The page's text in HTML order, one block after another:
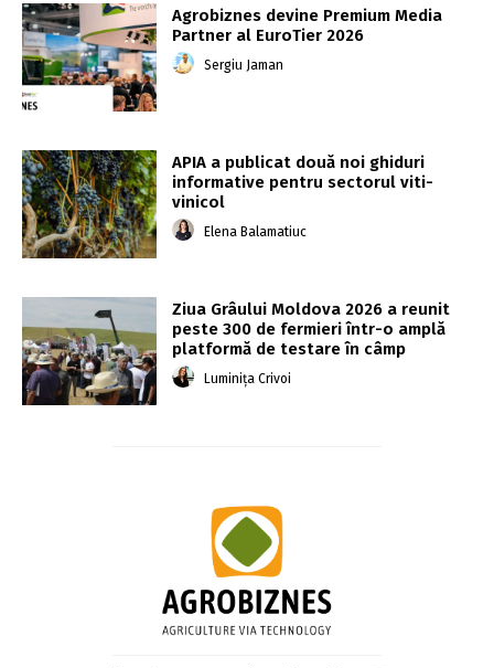
Agrobiznes devine Premium Media
Partner al EuroTier 2026
Sergiu Jaman
APIA a publicat două noi ghiduri
informative pentru sectorul viti-
vinicol
Elena Balamatiuc
Ziua Grâului Moldova 2026 a reunit
peste 300 de fermieri într-o amplă
platformă de testare în câmp
Luminița Crivoi